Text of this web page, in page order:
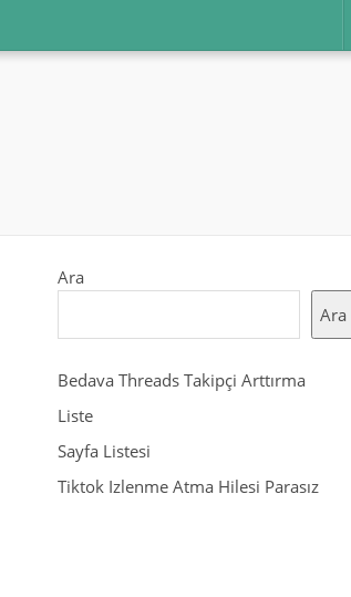
Ara
Ara
Bedava Threads Takipçi Arttırma
Liste
Sayfa Listesi
Tiktok Izlenme Atma Hilesi Parasız